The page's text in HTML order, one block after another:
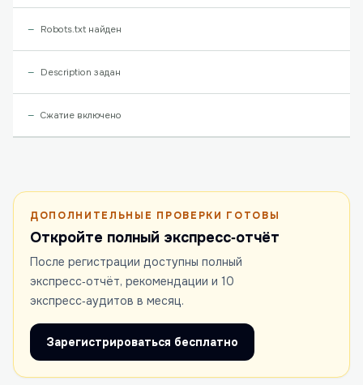
Robots.txt найден
Description задан
Сжатие включено
ДОПОЛНИТЕЛЬНЫЕ ПРОВЕРКИ ГОТОВЫ
Откройте полный экспресс‑отчёт
После регистрации доступны полный
экспресс‑отчёт, рекомендации и 10
экспресс‑аудитов в месяц.
Зарегистрироваться бесплатно